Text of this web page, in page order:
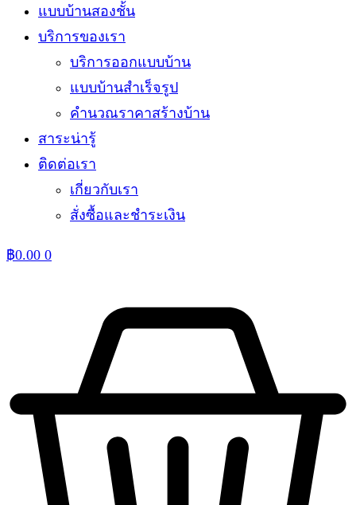
แบบบ้านสองชั้น
บริการของเรา
บริการออกแบบบ้าน
แบบบ้านสำเร็จรูป
คำนวณราคาสร้างบ้าน
สาระน่ารู้
ติดต่อเรา
เกี่ยวกับเรา
สั่งซื้อและชำระเงิน
฿0.00 0